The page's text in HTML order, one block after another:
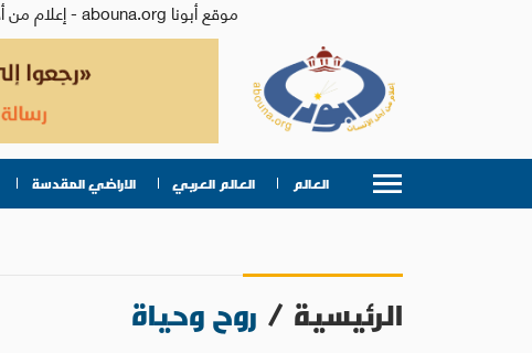
موقع أبونا abouna.org - إعلام من أجل الإنسان | يصدر عن المركز الكاثوليكي للدراسات والإعلام في الأردن - رئيس التحرير: الأب د.رفعت بدر
العالم العالم العربي الاراضي المقدسة
الرئيسية / روح وحياة